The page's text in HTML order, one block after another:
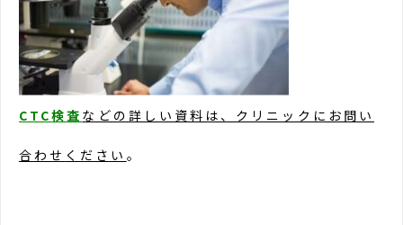
CTC検査 などの詳しい資料は、クリニックにお問い
合わせ ください 。